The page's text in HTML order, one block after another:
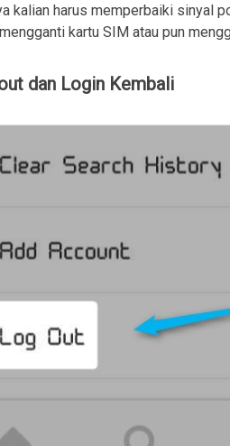
kalian harus memperbaiki sinyal
kartu SIM atau pun
dan Login Kembali